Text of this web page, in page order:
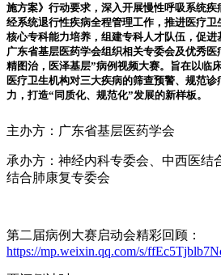
施方案》行动要求，深入开展慢性呼吸系统
经系统退行性疾病全程管理工作，推进医疗
核心专科能力培养，组建专科人才队伍，促进
广东省基层医药学会组织相关专委会及优秀
精图治，医泽基层”病例视频大赛。旨在以临
医疗卫生机构对三大疾病的筛查预警、规范
力，打造“同质化、规范化”发展的新样板。
主办方：广东省基层医药学会
承办方：神经内科专委会、中西医结
结合肺康复专委会
第二届病例大赛启动会精彩回顾：
https://mp.weixin.qq.com/s/